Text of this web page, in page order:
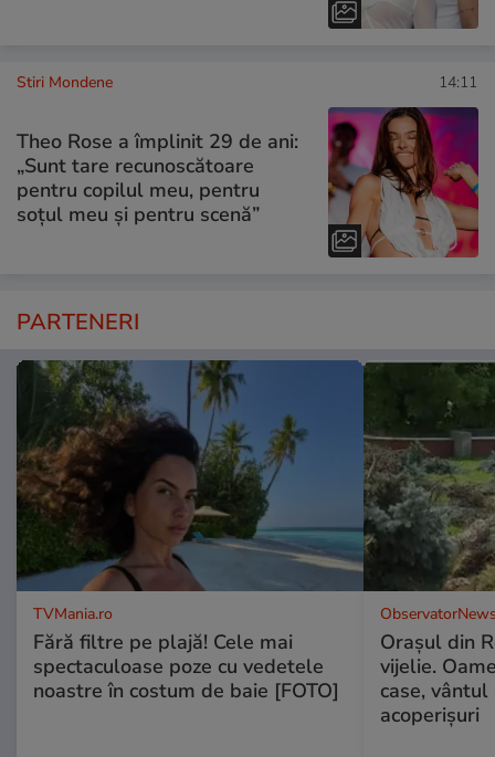
Stiri Mondene 14:11
Theo Rose a împlinit 29 de ani:
„Sunt tare recunoscătoare
pentru copilul meu, pentru
soțul meu și pentru scenă”
PARTENERI
TVMania.ro
Fără filtre pe plajă! Cele mai
spectaculoase poze cu vedetele
noastre în costum de baie [FOTO]
Oraşul din
vijelie.
case,
acoperişuri